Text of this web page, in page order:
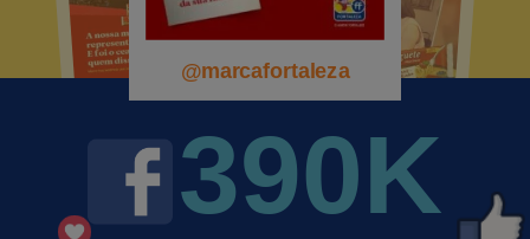
@marcafortaleza
@marcafortaleza
@marcafortaleza
390K